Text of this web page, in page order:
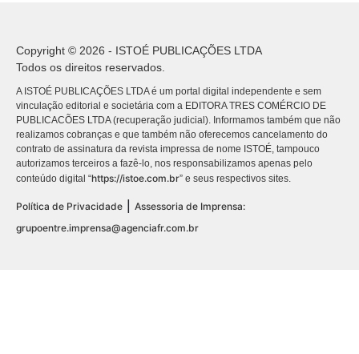
Copyright © 2026 - ISTOÉ PUBLICAÇÕES LTDA
Todos os direitos reservados.
A ISTOÉ PUBLICAÇÕES LTDA é um portal digital independente e sem
vinculação editorial e societária com a EDITORA TRES COMÉRCIO DE
PUBLICACÕES LTDA (recuperação judicial). Informamos também que não
realizamos cobranças e que também não oferecemos cancelamento do
contrato de assinatura da revista impressa de nome ISTOÉ, tampouco
autorizamos terceiros a fazê-lo, nos responsabilizamos apenas pelo
conteúdo digital “https://istoe.com.br” e seus respectivos sites.
Política de Privacidade
Assessoria de Imprensa:
grupoentre.imprensa@agenciafr.com.br